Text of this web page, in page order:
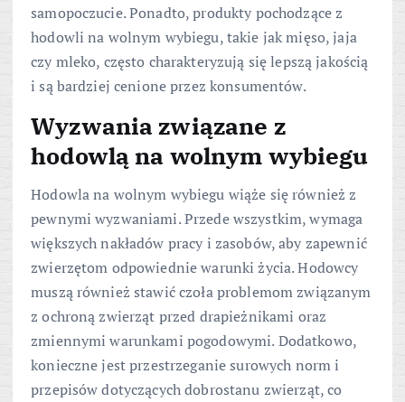
samopoczucie. Ponadto, produkty pochodzące z
hodowli na wolnym wybiegu, takie jak mięso, jaja
czy mleko, często charakteryzują się lepszą jakością
i są bardziej cenione przez konsumentów.
Wyzwania związane z
hodowlą na wolnym wybiegu
Hodowla na wolnym wybiegu wiąże się również z
pewnymi wyzwaniami. Przede wszystkim, wymaga
większych nakładów pracy i zasobów, aby zapewnić
zwierzętom odpowiednie warunki życia. Hodowcy
muszą również stawić czoła problemom związanym
z ochroną zwierząt przed drapieżnikami oraz
zmiennymi warunkami pogodowymi. Dodatkowo,
konieczne jest przestrzeganie surowych norm i
przepisów dotyczących dobrostanu zwierząt, co